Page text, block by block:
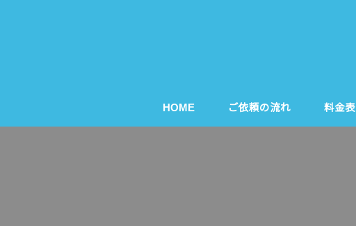
HOME ご依頼の流れ 料金表